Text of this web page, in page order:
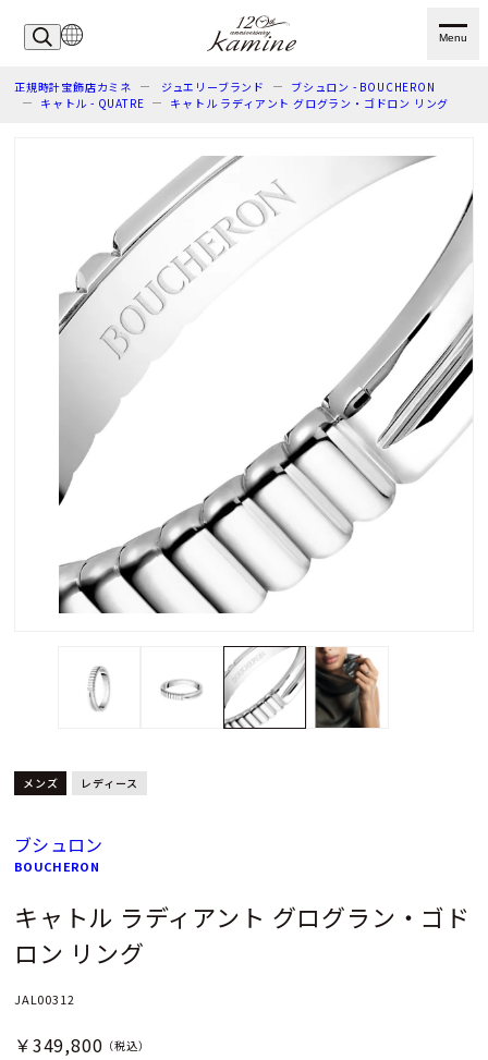
Menu
正規時計宝飾店カミネ ジュエリーブランド
ブシュロン - BOUCHERON
キャトル - QUATRE
キャトル ラディアント グログラン・ゴドロン リング
メンズ レディース
ブシュロン
BOUCHERON
キャトル ラディアント グログラン・ゴド
ロン リング
JAL00312
￥349,800 （税込）